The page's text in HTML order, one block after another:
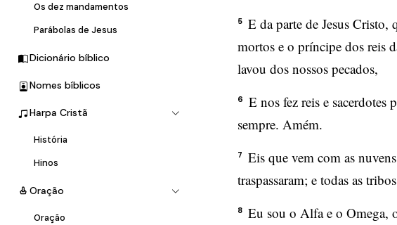
Os dez mandamentos
Parábolas de Jesus
Dicionário bíblico
Nomes bíblicos
Harpa Cristã
História
Hinos
Oração
Oração
5
E da parte de Jesus
mortos e o príncipe dos reis
lavou dos nossos pecados,
6
E nos fez reis e sacerdotes
sempre. Amém.
7
Eis que vem com as
traspassaram; e todas as
8
Eu sou o Alfa e o Omega,